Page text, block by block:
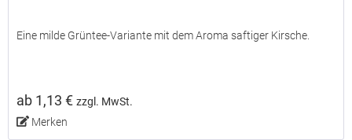
Eine milde Grüntee-Variante mit dem Aroma saftiger Kirsche.
ab 1,13 €zzgl. MwSt.
Merken